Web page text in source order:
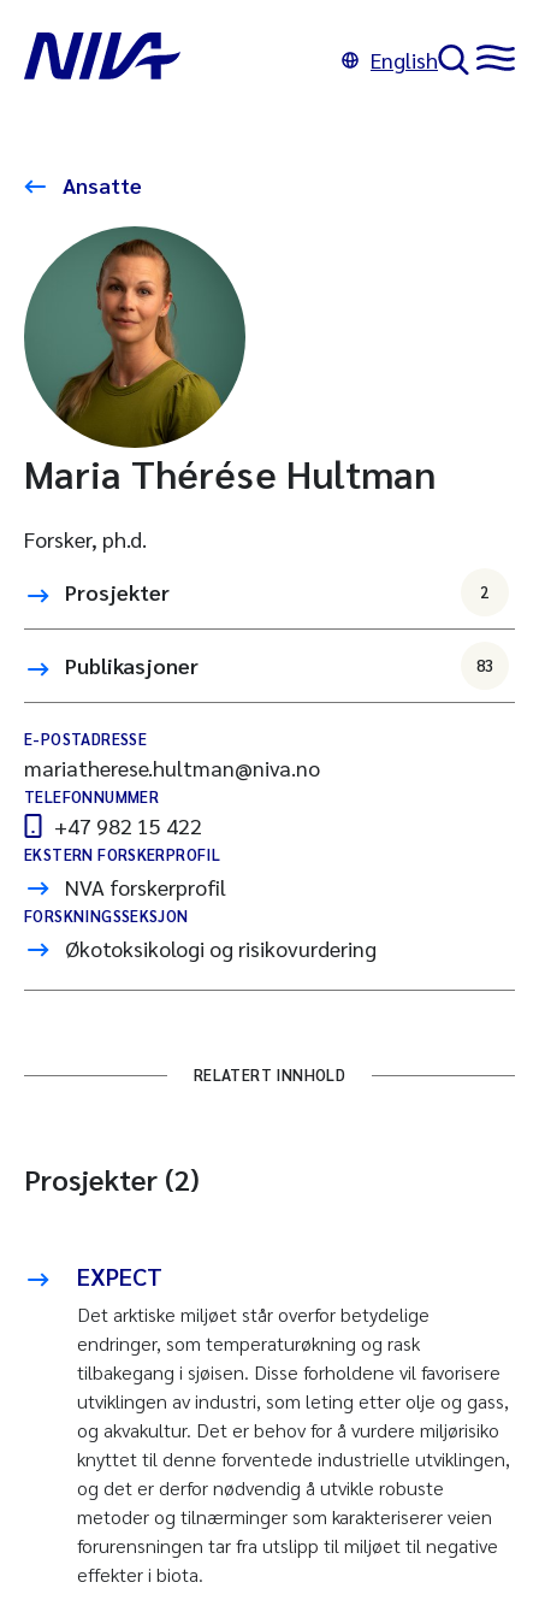
English
Ansatte
Maria Thérése Hultman
Forsker, ph.d.
Prosjekter
2
Publikasjoner 83
E-POSTADRESSE
mariatherese.hultman@niva.no
TELEFONNUMMER
+47 982 15 422
EKSTERN FORSKERPROFIL
NVA forskerprofil
FORSKNINGSSEKSJON
Økotoksikologi og risikovurdering
RELATERT INNHOLD
Prosjekter (2)
EXPECT
Det arktiske miljøet står overfor betydelige
endringer, som temperaturøkning og rask
tilbakegang i sjøisen. Disse forholdene vil favorisere
utviklingen av industri, som leting etter olje og gass,
og akvakultur. Det er behov for å vurdere miljørisiko
knyttet til denne forventede industrielle utviklingen,
og det er derfor nødvendig å utvikle robuste
metoder og tilnærminger som karakteriserer veien
forurensningen tar fra utslipp til miljøet til negative
effekter i biota.